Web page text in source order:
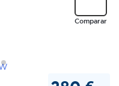
Comparar